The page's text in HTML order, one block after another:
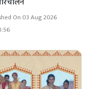
On 03 Aug 2026